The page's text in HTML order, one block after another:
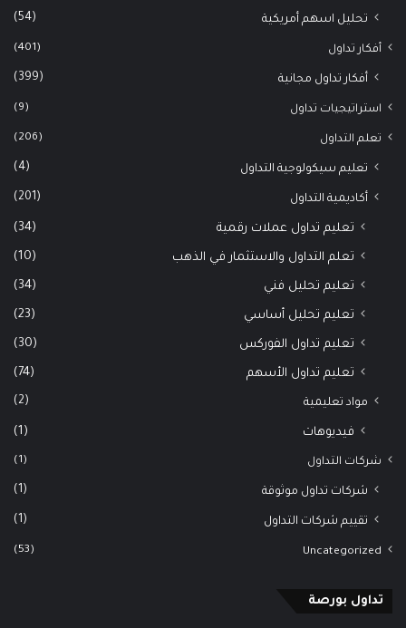
تحليل اسهم أمريكية (54)
أفكار تداول (401)
أفكار تداول مجانية (399)
استراتيجيات تداول (9)
تعلم التداول (206)
تعليم سيكولوجية التداول (4)
أكاديمية التداول (201)
تعليم تداول عملات رقمية (34)
تعلم التداول والاستثمار في الذهب (10)
تعليم تحليل فني (34)
تعليم تحليل أساسي (23)
تعليم تداول الفوركس (30)
تعليم تداول الأسهم (74)
مواد تعليمية (2)
فيديوهات (1)
شركات التداول (1)
شركات تداول موثوقة (1)
تقييم شركات التداول (1)
Uncategorized
(53)
تداول بورصة